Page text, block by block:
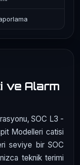
ve Alarm
SOC L3 -
Modelleri catisi
seviye bir SOC
teknik terimi